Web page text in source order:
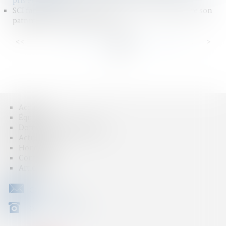
SCI familiale : un bon moyen de gérer et transmettre son
patrimoine à moindres frais ?
<<
Accueil
Articles